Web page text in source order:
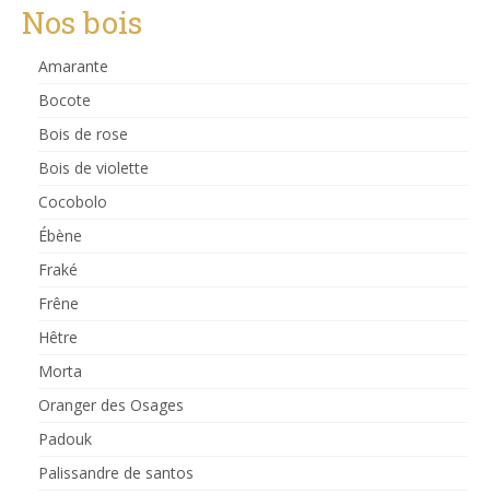
Nos bois
Amarante
Bocote
Bois de rose
Bois de violette
Cocobolo
Ébène
Fraké
Frêne
Hêtre
Morta
Oranger des Osages
Padouk
Palissandre de santos